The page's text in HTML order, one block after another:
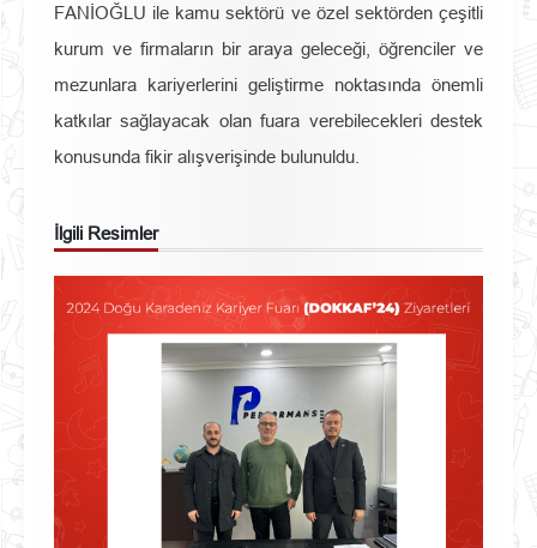
FANİOĞLU ile kamu sektörü ve özel sektörden çeşitli
kurum ve firmaların bir araya geleceği, öğrenciler ve
mezunlara kariyerlerini geliştirme noktasında önemli
katkılar sağlayacak olan fuara verebilecekleri destek
konusunda fikir alışverişinde bulunuldu.
İlgili Resimler